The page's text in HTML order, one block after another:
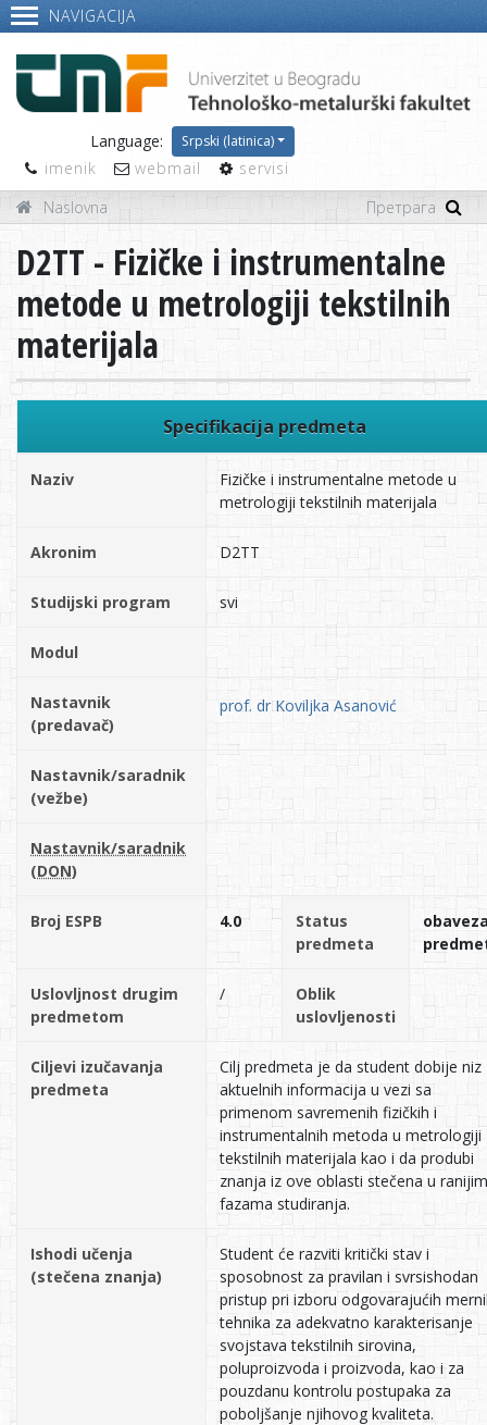
NAVIGACIJA
Language: Srpski (latinica)
imenik webmail
servisi
Naslovna
D2TT - Fizičke i instrumentalne
metode u metrologiji tekstilnih
materijala
Specifikacija predmeta
Naziv
Fizičke i instrumentalne metode u
metrologiji tekstilnih materijala
Akronim D2TT
Studijski program svi
Modul
Nastavnik
(predavač)
prof. dr Koviljka Asanović
Nastavnik/saradnik
(vežbe)
Nastavnik/saradnik
(DON)
Broj ESPB 4.0
Status
predmeta
Uslovljnost drugim
predmetom
/
Oblik
uslovljenosti
Ciljevi izučavanja
predmeta
Cilj predmeta je da student dobije niz
aktuelnih informacija u vezi sa
primenom savremenih fizičkih i
instrumentalnih metoda u metrologiji
tekstilnih materijala kao i da produbi
znanja iz ove oblasti stečena u ranijim
fazama studiranja.
Ishodi učenja
(stečena znanja)
Student će razviti kritički stav i
sposobnost za pravilan i svrsishodan
pristup pri izboru odgovarajućih
tehnika za adekvatno karakterisanje
svojstava tekstilnih sirovina,
poluproizvoda i proizvoda, kao i za
pouzdanu kontrolu postupaka za
poboljšanje njihovog kvaliteta.